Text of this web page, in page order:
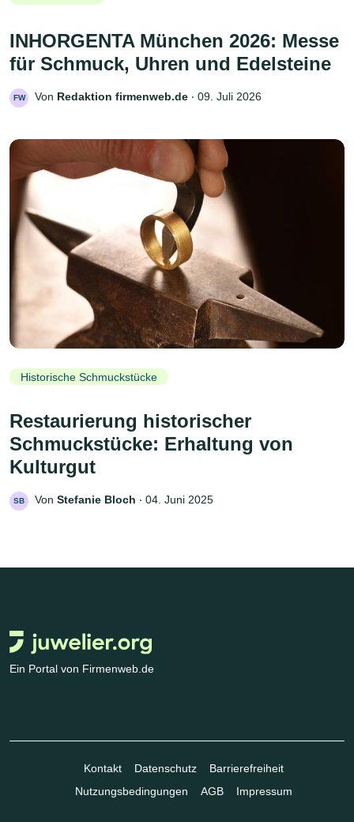
INHORGENTA München 2026: Messe
für Schmuck, Uhren und Edelsteine
FW Von Redaktion firmenweb.de ‧ 09. Juli 2026
Historische Schmuckstücke
Restaurierung historischer
Schmuckstücke: Erhaltung von
Kulturgut
SB Von Stefanie Bloch ‧ 04. Juni 2025
Ein Portal von Firmenweb.de
Kontakt Datenschutz
Barrierefreiheit
Nutzungsbedingungen
AGB Impressum